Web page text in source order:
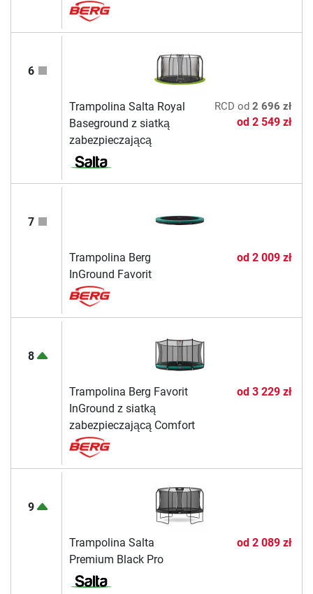
6
Trampolina Salta Royal
Baseground z siatką
zabezpieczającą
RCD od 2 696 zł
od 2 549 zł
7
Trampolina Berg
InGround Favorit
od 2 009 zł
8
Trampolina Berg Favorit
InGround z siatką
zabezpieczającą Comfort
od 3 229 zł
9
Trampolina Salta
Premium Black Pro
od 2 089 zł